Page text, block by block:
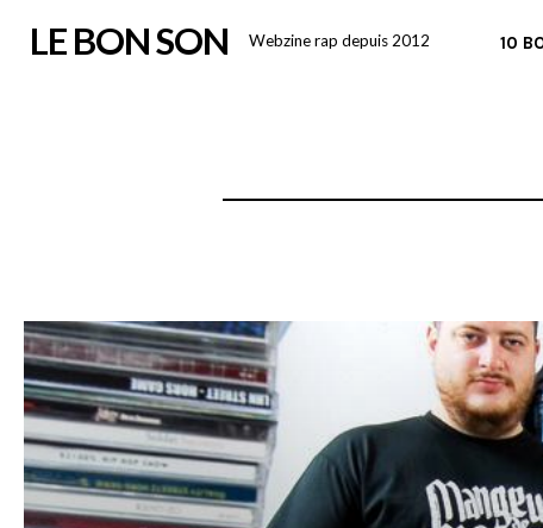
LE BON SON Webzine rap depuis 2012 10